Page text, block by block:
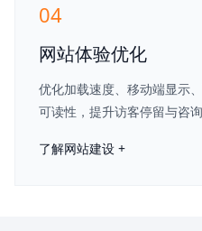
04
网站体验优化
优化加载速度、移动端显示
可读性，提升访客停留与咨询
了解网站建设 +